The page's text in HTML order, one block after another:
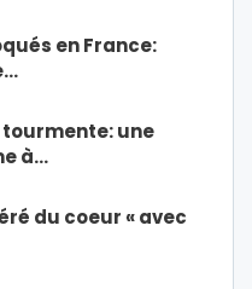
en France:
une
à…
du coeur « avec